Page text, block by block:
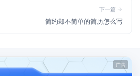
下一篇
简约却不简单的简历怎么写